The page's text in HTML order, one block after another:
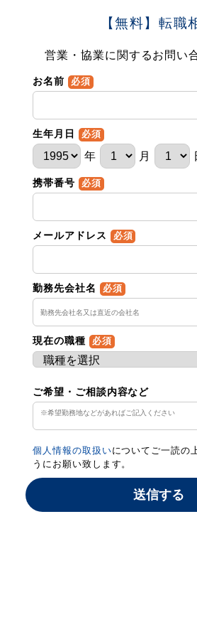
【無料】転職
営業・協業に関するお問い
お名前 必須
生年月日 必須
年 月
携帯番号 必須
メールアドレス 必須
勤務先会社名 必須
現在の職種 必須
ご希望・ご相談内容など
個人情報の取扱いについてご一読の
うにお願い致します。